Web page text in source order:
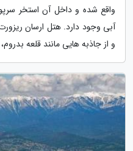
آبی وجود دارد. هتل ارسان ریزورت
و از جاذبه هایی مانند قلعه